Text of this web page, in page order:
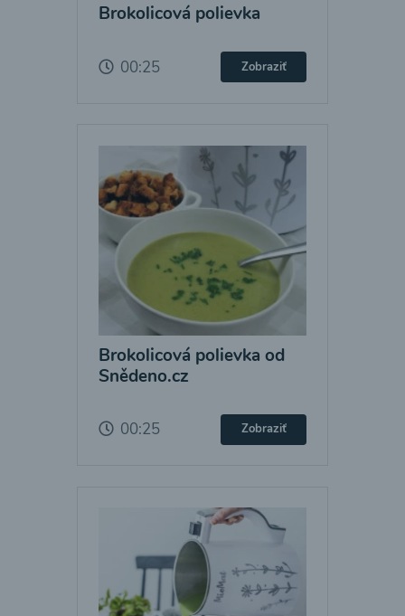
Brokolicová polievka
00:25 Zobraziť
Brokolicová polievka od
Snědeno.cz
00:25 Zobraziť